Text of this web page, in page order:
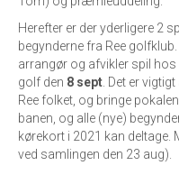
Herefter er der yderligere 2
begynderne fra Ree
arrangør og afvikler spil hos
golf den 8 sept . Det er
Ree folket, og bringe
banen, og alle (nye)
kørekort i 2021 kan deltage.
ved samlingen den 23 aug).